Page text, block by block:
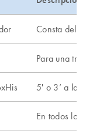
Consta del
Para una
5' o 3’ a la
En todos